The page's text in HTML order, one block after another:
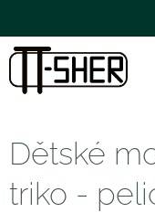
Dětské
triko -